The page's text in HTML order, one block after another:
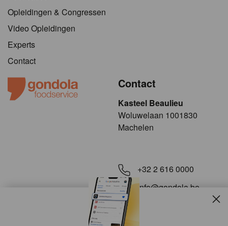
Opleidingen & Congressen
Video Opleidingen
Experts
Contact
Contact
Kasteel Beaulieu
​​​Woluwelaan 1001830
Machelen
+32 2 616 0000
info@gondola.be
Volg ons op